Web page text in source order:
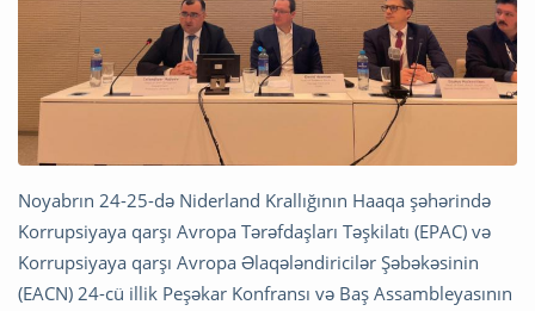
Noyabrın 24-25-də Niderland Krallığının Haaqa şəhərində
Korrupsiyaya qarşı Avropa Tərəfdaşları Təşkilatı (EPAC) və
Korrupsiyaya qarşı Avropa Əlaqələndiricilər Şəbəkəsinin
(EACN) 24-cü illik Peşəkar Konfransı və Baş Assambleyasının